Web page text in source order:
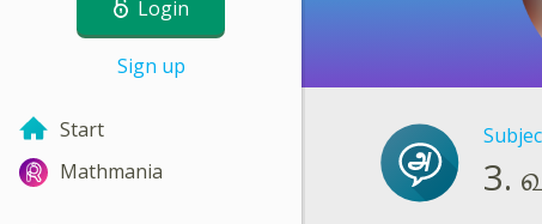
Login
Sign up
Start
Mathmania
3.